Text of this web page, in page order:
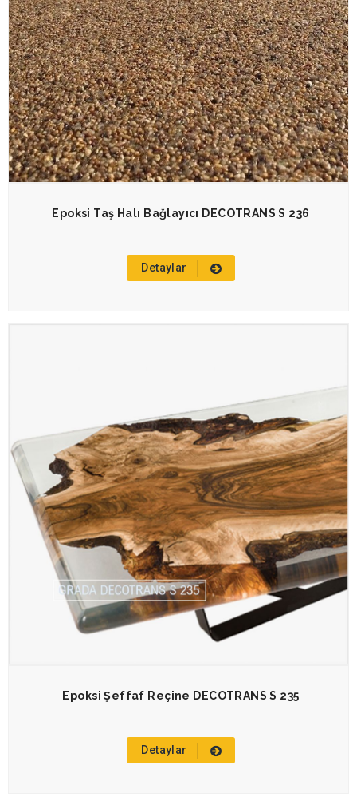
Epoksi Taş Halı Bağlayıcı DECOTRANS S 236
Detaylar
Epoksi Şeffaf Reçine DECOTRANS S 235
Detaylar